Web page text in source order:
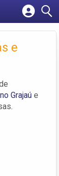
e
Grajaú e